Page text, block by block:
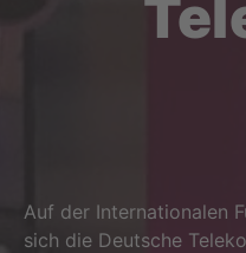
Auf der Inter­na­tio­na­len
sich die Deut­sche